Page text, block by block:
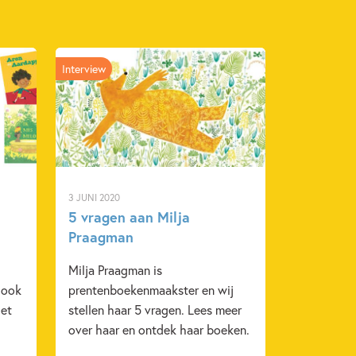
3 JUNI 2020
5 vragen aan Milja
Praagman
Milja Praagman is
prentenboekenmaakster en wij
stellen haar 5 vragen. Lees meer
over haar en ontdek haar boeken.
Interview